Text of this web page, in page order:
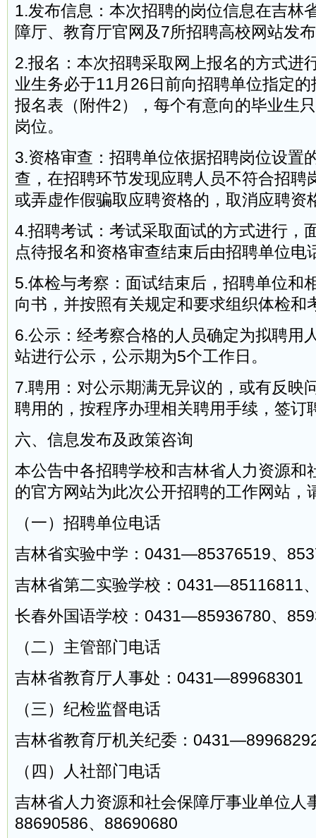
1.发布信息：本次招聘的岗位信息在吉林
障厅、教育厅官网及7所招聘高校网站发
2.报名：本次招聘采取网上报名的方式进
业生务必于11月26日前向招聘单位指定
报名表（附件2），每个有意向的毕业生
岗位。
3.资格审查：招聘单位依据招聘岗位设置
查，在招聘环节发现应聘人员不符合招聘
或弄虚作假骗取应聘资格的，取消应聘资
4.招聘考试：考试采取面试的方式进行，
点待报名和资格审查结束后由招聘单位电
5.体检与考察：面试结束后，招聘单位和
向书，并按照有关规定和要求组织体检和
6.公示：经考察合格的人员确定为拟聘用
站进行公示，公示期为5个工作日。
7.聘用：对公示期满无异议的，或有反映
聘用的，按程序办理相关聘用手续，签订
六、信息发布及政策咨询
本公告中各招聘学校和吉林省人力资源和
的官方网站为此次公开招聘的工作网站，
（一）招聘单位电话
吉林省实验中学：0431—85376519、
吉林省第二实验学校：0431—85116811
长春外国语学校：0431—85936780、
（二）主管部门电话
吉林省教育厅人事处：0431—89968301
（三）纪检监督电话
吉林省教育厅机关纪委：
（四）人社部门电话
吉林省人力资源和社会保障厅事业单位
88690586、88690680